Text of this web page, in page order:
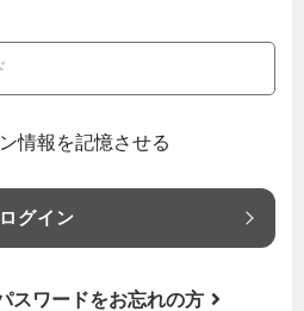
情報を記憶させる
ログイン
スワードをお忘れの方